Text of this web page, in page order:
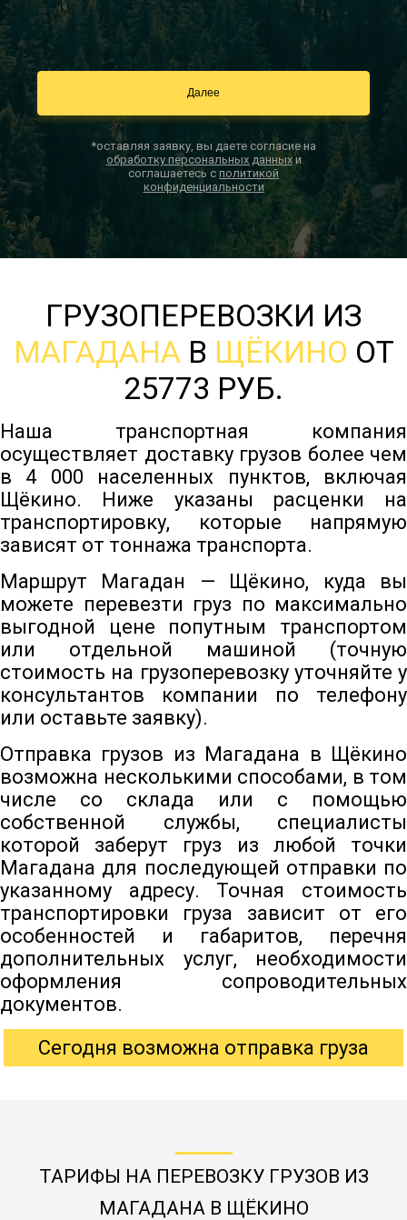
*оставляя заявку, вы даете согласие на
обработку персональных данныхи
соглашаетесь с политикой
конфиденциальности
ГРУЗОПЕРЕВОЗКИ ИЗ
МАГАДАНАВ ЩЁКИНО ОТ
25773 РУБ.
Наша транспортная компания
осуществляет доставку грузов более чем
в 4 000 населенных пунктов, включая
Щёкино. Ниже указаны расценки на
транспортировку, которые напрямую
зависят от тоннажа транспорта.
Маршрут Магадан — Щёкино, куда вы
можете перевезти груз по максимально
выгодной цене попутным транспортом
или отдельной машиной (точную
стоимость на грузоперевозку уточняйте у
консультантов компании по телефону
или оставьте заявку).
Отправка грузов из Магадана в Щёкино
возможна несколькими способами, в том
числе со склада или с помощью
собственной службы, специалисты
которой заберут груз из любой точки
Магадана для последующей отправки по
указанному адресу. Точная стоимость
транспортировки груза зависит от его
особенностей и габаритов, перечня
дополнительных услуг, необходимости
оформления сопроводительных
документов.
Сегодня возможна отправка груза
ТАРИФЫ НА ПЕРЕВОЗКУ ГРУЗОВ ИЗ
МАГАДАНА В ЩЁКИНО